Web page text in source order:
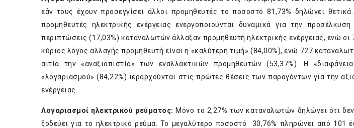
εάν τους έχουν προσεγγίσει άλλοι προμηθευτές το ποσοστό 81,73% δηλώνει θετικά.
προμηθευτές ηλεκτρικής ενέργειας ενεργοποιούνται δυναμικά για την
περιπτώσεις (17,03%) καταναλωτών άλλαξαν προμηθευτή ηλεκτρικής ενέργειας, ενώ οι
κύριος λόγος αλλαγής προμηθευτή είναι η «καλύτερη τιμή» (84,00%), ενώ 727
αιτία την «αναξιοπιστία» των εναλλακτικών προμηθευτών (53,37%). Η
«λογαριασμού» (84,22%) ιεραρχούνται στις πρώτες θέσεις των παραγόντων για την
ενέργειας.
Λογαριασμοί ηλεκτρικού ρεύματος: Μόνο το 2,27% των καταναλωτών δηλώνει ότι
ξοδεύει για το ηλεκτρικό ρεύμα. Το μεγαλύτερο ποσοστό 30,76% πληρώνει από